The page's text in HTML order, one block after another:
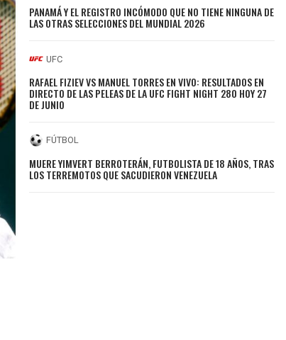
PANAMÁ Y EL REGISTRO INCÓMODO QUE NO TIENE NINGUNA DE
LAS OTRAS SELECCIONES DEL MUNDIAL 2026
UFC
RAFAEL FIZIEV VS MANUEL TORRES EN VIVO: RESULTADOS EN
DIRECTO DE LAS PELEAS DE LA UFC FIGHT NIGHT 280 HOY 27
DE JUNIO
FÚTBOL
MUERE YIMVERT BERROTERÁN, FUTBOLISTA DE 18 AÑOS, TRAS
LOS TERREMOTOS QUE SACUDIERON VENEZUELA